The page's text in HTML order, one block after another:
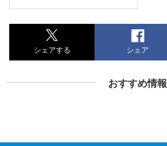
シェアする シェア
おすすめ情報